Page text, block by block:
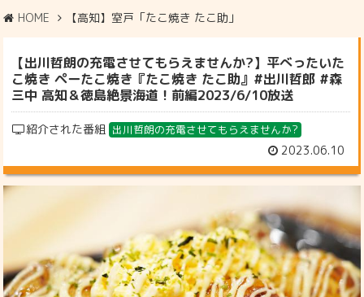
HOME 【高知】室戸「たこ焼き たこ助」
【出川哲朗の充電させてもらえませんか?】平べったいた
こ焼き ペーたこ焼き『たこ焼き たこ助』#出川哲郎 #森
三中 高知＆徳島絶景海道！前編2023/6/10放送
紹介された番組 出川哲朗の充電させてもらえませんか?
2023.06.10